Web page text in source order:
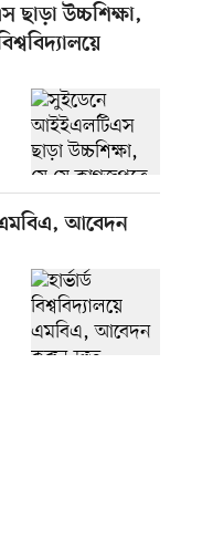
উচ্চশিক্ষা,
এমবিএ, আবেদন